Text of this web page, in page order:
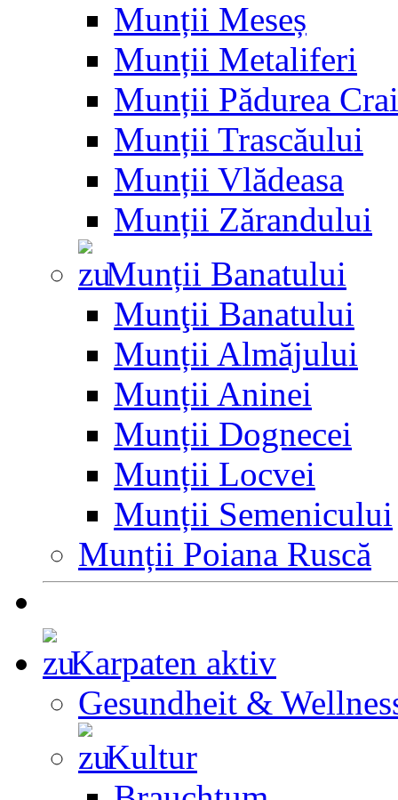
Munții Meseș
Munții Metaliferi
Munții Pădurea
Munții Trascăului
Munții Vlădeasa
Munții Zărandului
Munții Banatului
Munţii Banatului
Munții Almăjului
Munții Aninei
Munții Dognecei
Munții Locvei
Munții Semenicului
Munții Poiana Ruscă
Karpaten aktiv
Gesundheit &
Kultur